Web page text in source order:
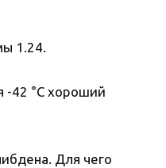
1.24.
-42 °C хороший
Для чего